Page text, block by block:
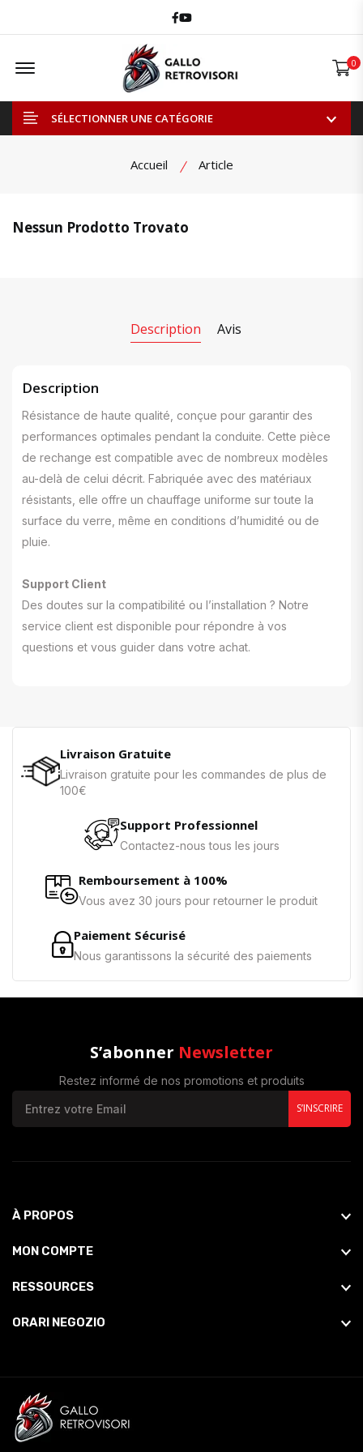
Facebook
Youtube
Offcanvas Menu Open 0
SÉLECTIONNER UNE CATÉGORIE
Accueil Article
Nessun Prodotto Trovato
Description Avis
Description
Résistance de haute qualité, conçue pour garantir des
performances optimales pendant la conduite. Cette pièce
de rechange est compatible avec de nombreux modèles
au-delà de celui décrit. Fabriquée avec des matériaux
résistants, elle offre un chauffage uniforme sur toute la
surface du verre, même en conditions d’humidité ou de
pluie.
Support Client
Des doutes sur la compatibilité ou l’installation ? Notre
service client est disponible pour répondre à vos
questions et vous guider dans votre achat.
Livraison Gratuite
Livraison gratuite pour les commandes de plus de
100€
Support Professionnel
Contactez-nous tous les jours
Remboursement à 100%
Vous avez 30 jours pour retourner le produit
Paiement Sécurisé
Nous garantissons la sécurité des paiements
S’abonner Newsletter
Restez informé de nos promotions et produits
S’INSCRIRE
À PROPOS
MON COMPTE
RESSOURCES
ORARI NEGOZIO